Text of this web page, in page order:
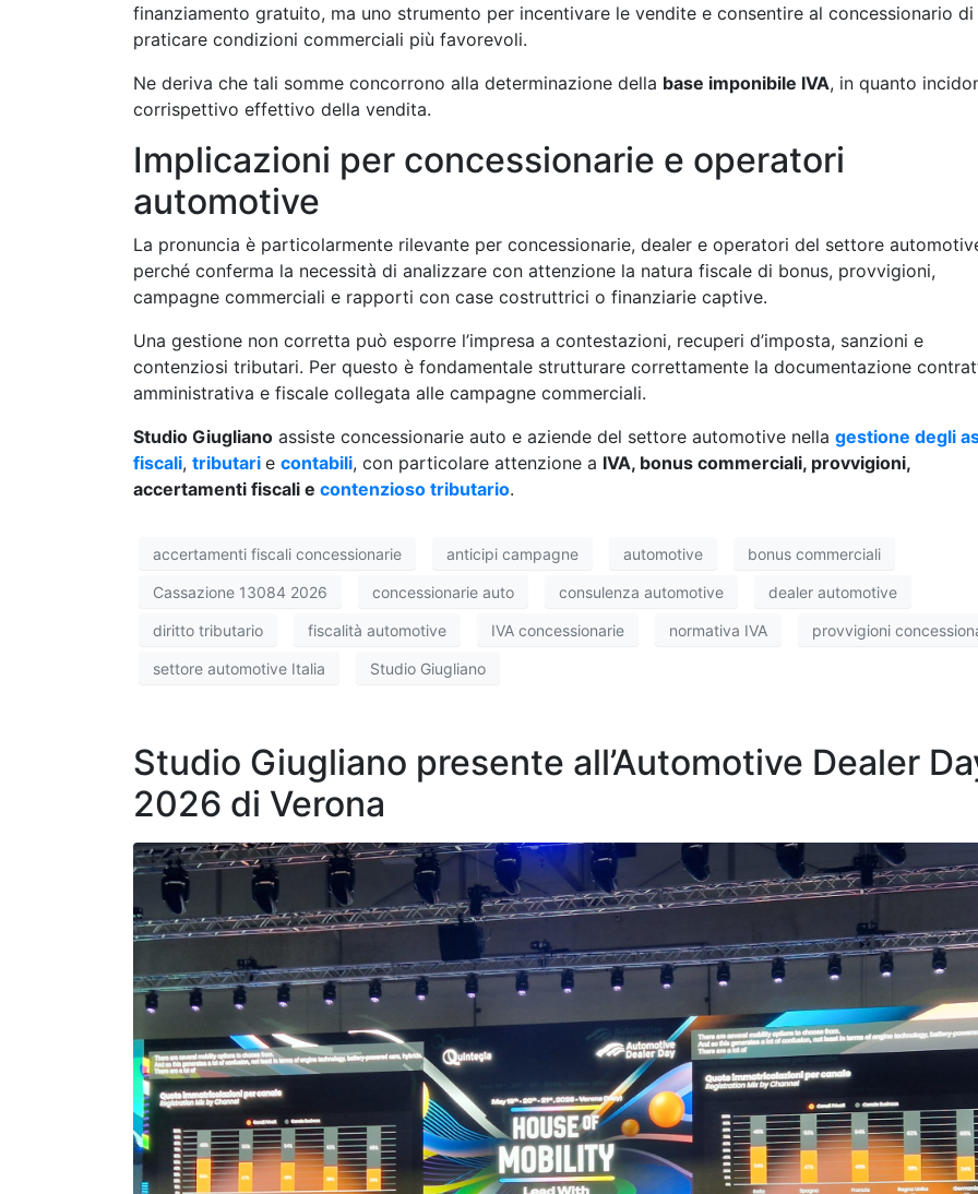
finanziamento gratuito, ma uno strumento per incentivare le vendite e consentire al concessionario di
praticare condizioni commerciali più favorevoli.
Ne deriva che tali somme concorrono alla determinazione della base imponibile IVA, in quanto
corrispettivo effettivo della vendita.
Implicazioni per concessionarie e operatori
automotive
La pronuncia è particolarmente rilevante per concessionarie, dealer e operatori del settore
perché conferma la necessità di analizzare con attenzione la natura fiscale di bonus, provvigioni,
campagne commerciali e rapporti con case costruttrici o finanziarie captive.
Una gestione non corretta può esporre l’impresa a contestazioni, recuperi d’imposta, sanzioni e
contenziosi tributari. Per questo è fondamentale strutturare correttamente la documentazione
amministrativa e fiscale collegata alle campagne commerciali.
Studio Giugliano assiste concessionarie auto e aziende del settore automotive nella gestione degli
fiscali, tributari e contabili, con particolare attenzione a IVA, bonus commerciali, provvigioni,
accertamenti fiscali e contenzioso tributario.
accertamenti fiscali concessionarie anticipi campagne automotive bonus commerciali
Cassazione 13084 2026 concessionarie auto consulenza automotive dealer automotive
diritto tributario fiscalità automotive IVA concessionarie normativa IVA provvigioni
settore automotive Italia Studio Giugliano
Studio Giugliano presente all’Automotive Dealer
2026 di Verona